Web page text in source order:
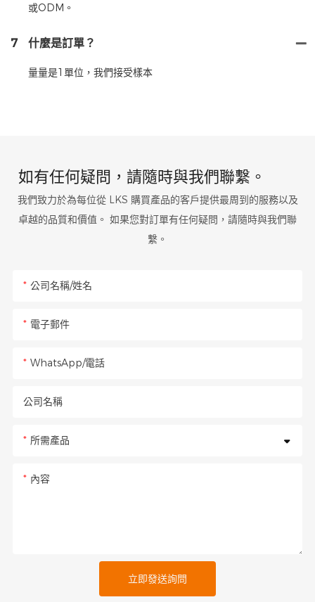
或ODM。
7 什麼是訂單？
量量是1單位，我們接受樣本
如有任何疑問，請隨時與我們聯繫。
我們致力於為每位從 LKS 購買產品的客戶提供最周到的服務以及
卓越的品質和價值。 如果您對訂單有任何疑問，請隨時與我們聯
繫。
公司名稱/姓名
電子郵件
WhatsApp/電話
公司名稱
所需產品
內容
立即發送詢問